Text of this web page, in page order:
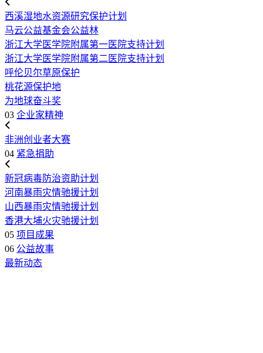
西溪湿地水资源研究保护计划
马云公益基金会公益林
浙江大学医学院附属第一医院支持计划
浙江大学医学院附属第二医院支持计划
呼伦贝尔草原保护
桃花源保护地
为地球奋斗奖
03 企业家精神
非洲创业者大赛
04 紧急捐助
新冠病毒防治资助计划
河南暴雨灾情驰援计划
山西暴雨灾情驰援计划
香港大埔火灾驰援计划
05 项目成果
06 公益故事
最新动态